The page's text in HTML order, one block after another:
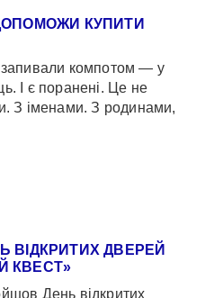
КУПИТИ
компотом — у
І є поранені. Це не
З іменами. З родинами,
ВІДКРИТИХ ДВЕРЕЙ
КВЕСТ»
День відкритих